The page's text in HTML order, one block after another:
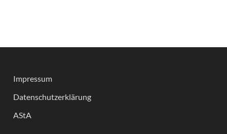
Impressum
Datenschutzerklärung
AStA